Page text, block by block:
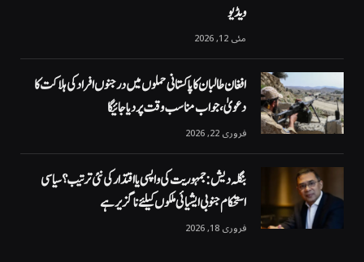
ویڈیو
مئی 12, 2026
افغان طالبان کا پاکستانی حملوں میں درجنوں افراد کی ہلاکت کا
دعویٰ، جواب مناسب وقت پر دیا جائیگا
فروری 22, 2026
بنگلہ دیش: جمہوریت کی واپسی یا اقتدار کی نئی ترتیب؟ سیاسی
استحکام جنوبی ایشیائی ملکوں کیلئے ناگزیر ہے
فروری 18, 2026